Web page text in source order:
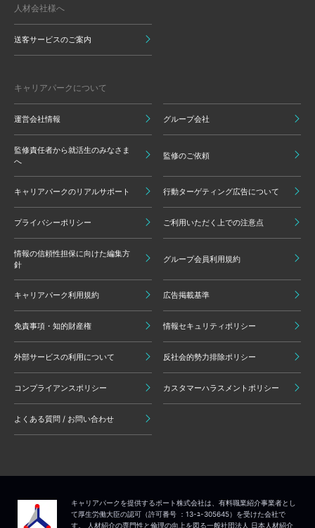
人材会社様へ
送客サービスのご案内
キャリアパークについて
運営会社情報 グループ会社
監修責任者から就活生のみなさま
へ
監修のご依頼
キャリアパークのリアルサポート 行動ターゲティング広告について
プライバシーポリシー ご利用いただく上での注意点
情報の信頼性担保に向けた編集方
針
グループ会員利用規約
キャリアパーク利用規約 広告掲載基準
免責事項・知的財産権 情報セキュリティポリシー
外部サービスの利用について 反社会的勢力排除ポリシー
コンプライアンスポリシー カスタマーハラスメントポリシー
よくある質問 / お問い合わせ